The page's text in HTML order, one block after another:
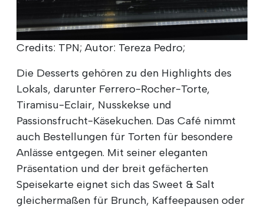
Credits: TPN; Autor: Tereza Pedro;
Die Desserts gehören zu den Highlights des
Lokals, darunter Ferrero-Rocher-Torte,
Tiramisu-Eclair, Nusskekse und
Passionsfrucht-Käsekuchen. Das Café nimmt
auch Bestellungen für Torten für besondere
Anlässe entgegen. Mit seiner eleganten
Präsentation und der breit gefächerten
Speisekarte eignet sich das Sweet & Salt
gleichermaßen für Brunch, Kaffeepausen oder